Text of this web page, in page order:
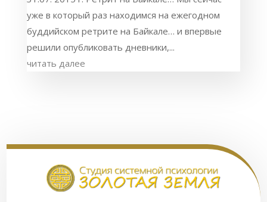
уже в который раз находимся на ежегодном
буддийском ретрите на Байкале… и впервые
решили опубликовать дневники,...
читать далее